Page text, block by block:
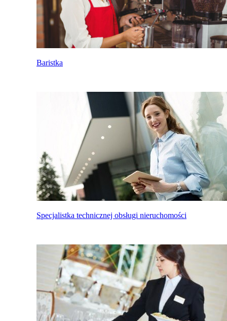
Baristka
Specjalistka technicznej obsługi nieruchomości